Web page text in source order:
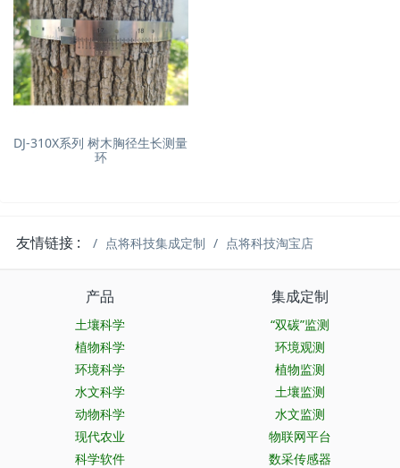
DJ-310X系列 树木胸径生长测量
环
友情链接 : 点将科技集成定制 点将科技淘宝店
产品
土壤科学
植物科学
环境科学
水文科学
动物科学
现代农业
科学软件
集成定制
“双碳”监测
环境观测
植物监测
土壤监测
水文监测
物联网平台
数采传感器